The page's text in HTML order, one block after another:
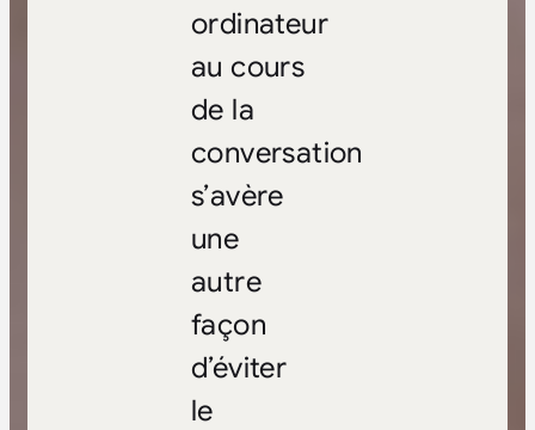
ordinateur
au cours
de la
conversation
s’avère
une
autre
façon
d’éviter
le